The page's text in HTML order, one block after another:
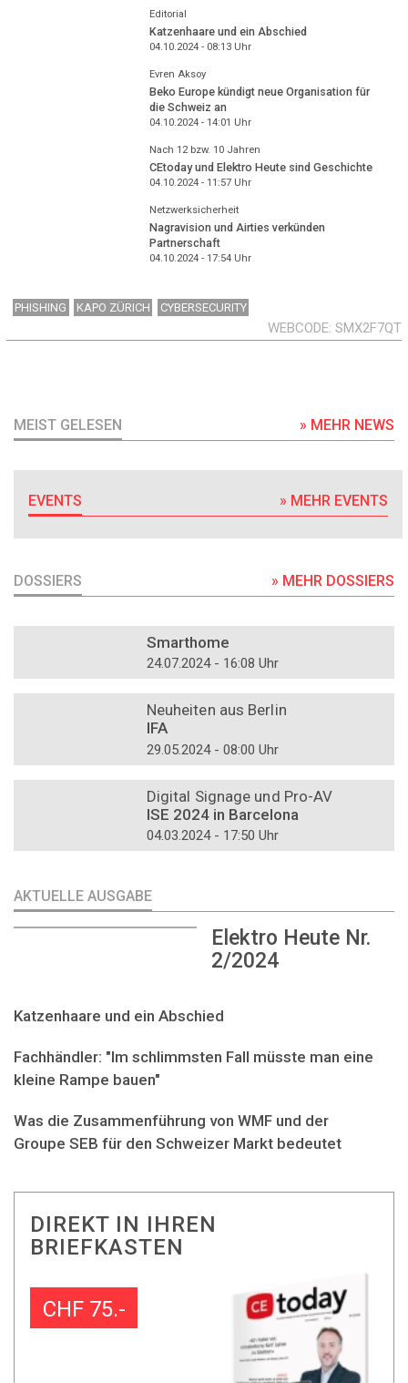
Editorial
Katzenhaare und ein Abschied
04.10.2024 - 08:13Uhr
Evren Aksoy
Beko Europe kündigt neue Organisation für
die Schweiz an
04.10.2024 - 14:01 Uhr
Nach 12 bzw. 10 Jahren
CEtoday und Elektro Heute sind Geschichte
04.10.2024 - 11:57Uhr
Netzwerksicherheit
Nagravision und Airties verkünden
Partnerschaft
04.10.2024 - 17:54Uhr
PHISHING KAPO ZÜRICH CYBERSECURITY
WEBCODE SMX2F7QT
MEIST GELESEN » MEHR NEWS
EVENTS » MEHR EVENTS
DOSSIERS » MEHR DOSSIERS
Smarthome
24.07.2024 - 16:08 Uhr
Neuheiten aus Berlin
IFA
29.05.2024 - 08:00 Uhr
Digital Signage und Pro-AV
ISE 2024 in Barcelona
04.03.2024 - 17:50 Uhr
AKTUELLE AUSGABE
Elektro Heute Nr.
2/2024
Katzenhaare und ein Abschied
Fachhändler: "Im schlimmsten Fall müsste man eine
kleine Rampe bauen"
Was die Zusammenführung von WMF und der
Groupe SEB für den Schweizer Markt bedeutet
DIREKT IN IHREN
BRIEFKASTEN
CHF 75.-